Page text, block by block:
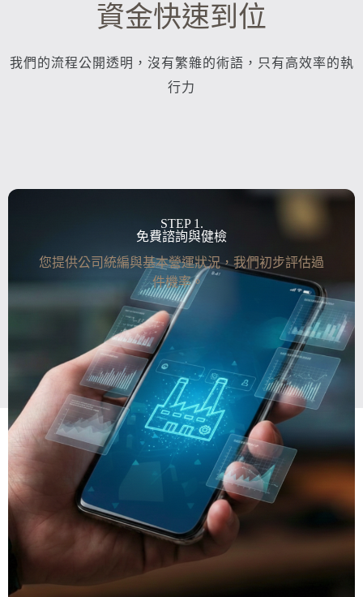
資金快速到位
我們的流程公開透明，沒有繁雜的術語，只有高效率的執
行力
STEP 1.
免費諮詢與健檢
您提供公司統編與基本營運狀況，我們初步評估過
件機率。